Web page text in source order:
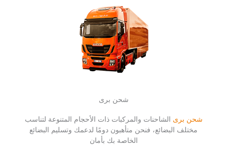
شحن برى
شحن برى الشاحنات والمركبات ذات الأحجام المتنوعة لتناسب
مختلف البضائع، فنحن متأهبون دومًا لدعمك وتسليم البضائع
الخاصة بك بأمان